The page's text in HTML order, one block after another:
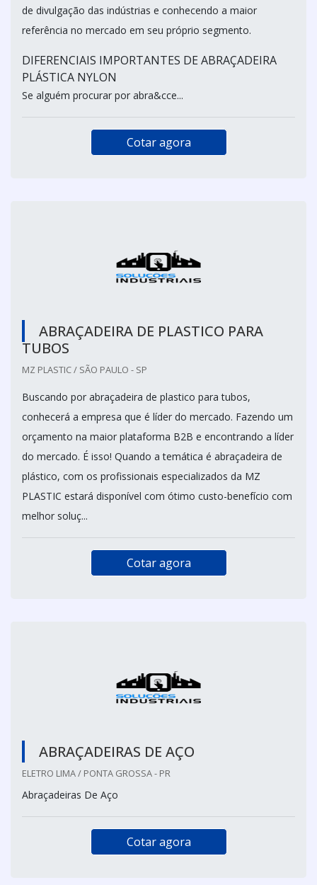
de divulgação das indústrias e conhecendo a maior
referência no mercado em seu próprio segmento.
DIFERENCIAIS IMPORTANTES DE ABRAÇADEIRA
PLÁSTICA NYLON
Se alguém procurar por abra&cce...
Cotar agora
ABRAÇADEIRA DE PLASTICO PARA
TUBOS
MZ PLASTIC / SÃO PAULO - SP
Buscando por abraçadeira de plastico para tubos,
conhecerá a empresa que é líder do mercado. Fazendo um
orçamento na maior plataforma B2B e encontrando a líder
do mercado. É isso! Quando a temática é abraçadeira de
plástico, com os profissionais especializados da MZ
PLASTIC estará disponível com ótimo custo-benefício com
melhor soluç...
Cotar agora
ABRAÇADEIRAS DE AÇO
ELETRO LIMA / PONTA GROSSA - PR
Abraçadeiras De Aço
Cotar agora